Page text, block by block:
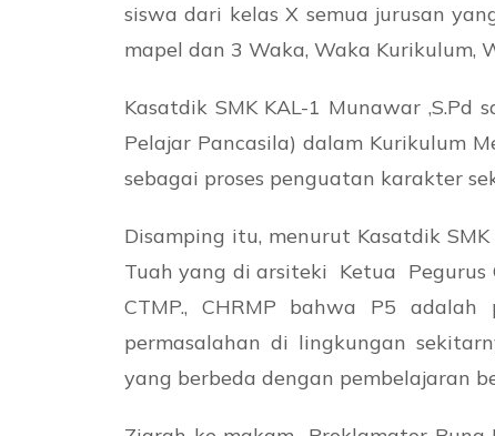
siswa dari kelas X semua jurusan
mapel dan 3 Waka, Waka Kurikulum,
Kasatdik SMK KAL-1 Munawar
Pelajar Pancasila) dalam Kurikulum
sebagai proses penguatan karakter
Disamping itu, menurut Kasatdik
Tuah yang di arsiteki Ketua Pegurus
CTMP., CHRMP bahwa P5
permasalahan di lingkungan
yang berbeda dengan pembelajaran